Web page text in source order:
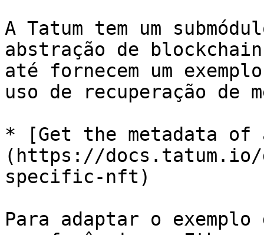
A Tatum tem um
abstração de
até fornecem um
uso de recuperação de
* [Get the metadata of
(https://docs.tatum.io/
specific-nft)
Para adaptar o